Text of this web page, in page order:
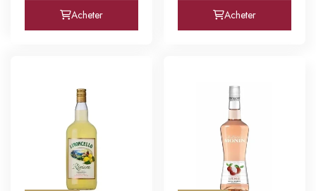
Acheter Acheter